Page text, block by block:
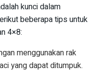
kunci dalam
beberapa tips untuk
4×8:
menggunakan rak
yang dapat ditumpuk.